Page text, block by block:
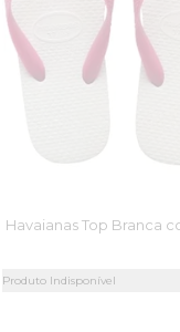
Havaianas Top Branca
Produto Indisponível